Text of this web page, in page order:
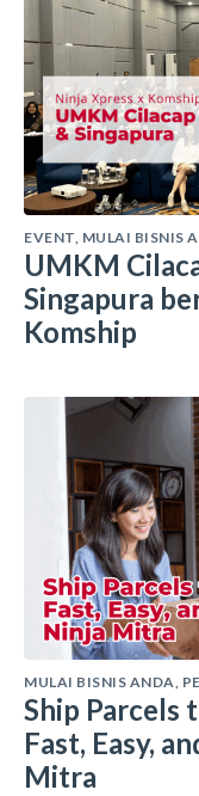
EVENT, MULAI BISNIS
UMKM
Singapura
Komship
MULAI BISNIS ANDA,
Ship Parcels
Fast, Easy,
Mitra